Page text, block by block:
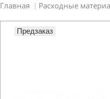
Главная Расходные
Предзаказ